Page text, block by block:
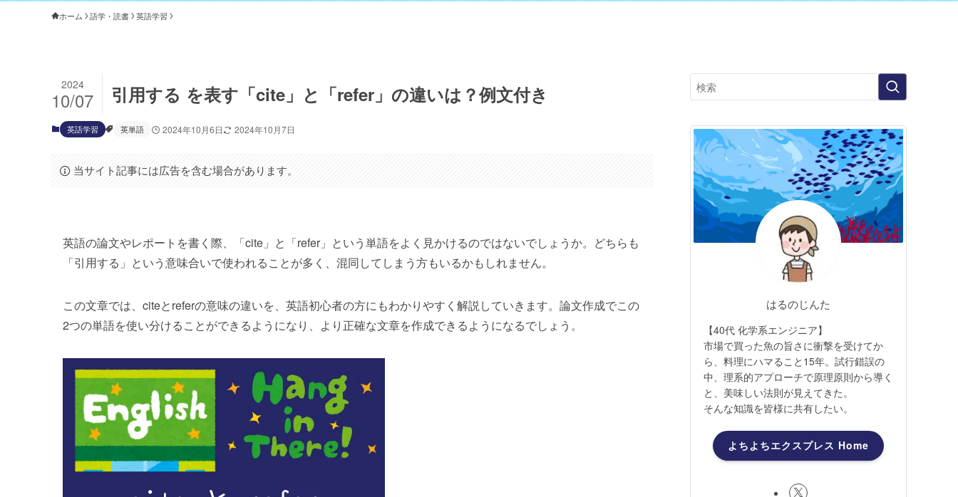
ホーム 語学・読書 英語学習
引用する を表す「cite」と「refer」の違いは？例文付き
2024
10/07
英語学習 英単語 2024年10月6日 2024年10月7日
当サイト記事には広告を含む場合があります。
英語の論文やレポートを書く際、「cite」と「refer」という単語をよく見かけるのではないでしょうか。どちらも
「引用する」という意味合いで使われることが多く、混同してしまう方もいるかもしれません。
この文章では、citeとreferの意味の違いを、英語初心者の方にもわかりやすく解説していきます。論文作成でこの
2つの単語を使い分けることができるようになり、より正確な文章を作成できるようになるでしょう。
はるのじんた
【40代 化学系エンジニア】
市場で買った魚の旨さに衝撃を受けてか
ら、料理にハマること15年。試行錯誤の
中、理系的アプローチで原理原則から導く
と、美味しい法則が見えてきた。
そんな知識を皆様に共有したい。
よちよちエクスプレス Home